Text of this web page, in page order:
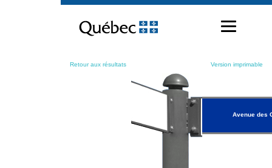
contenu
Retour aux résultats Version imprimable
Avenue des